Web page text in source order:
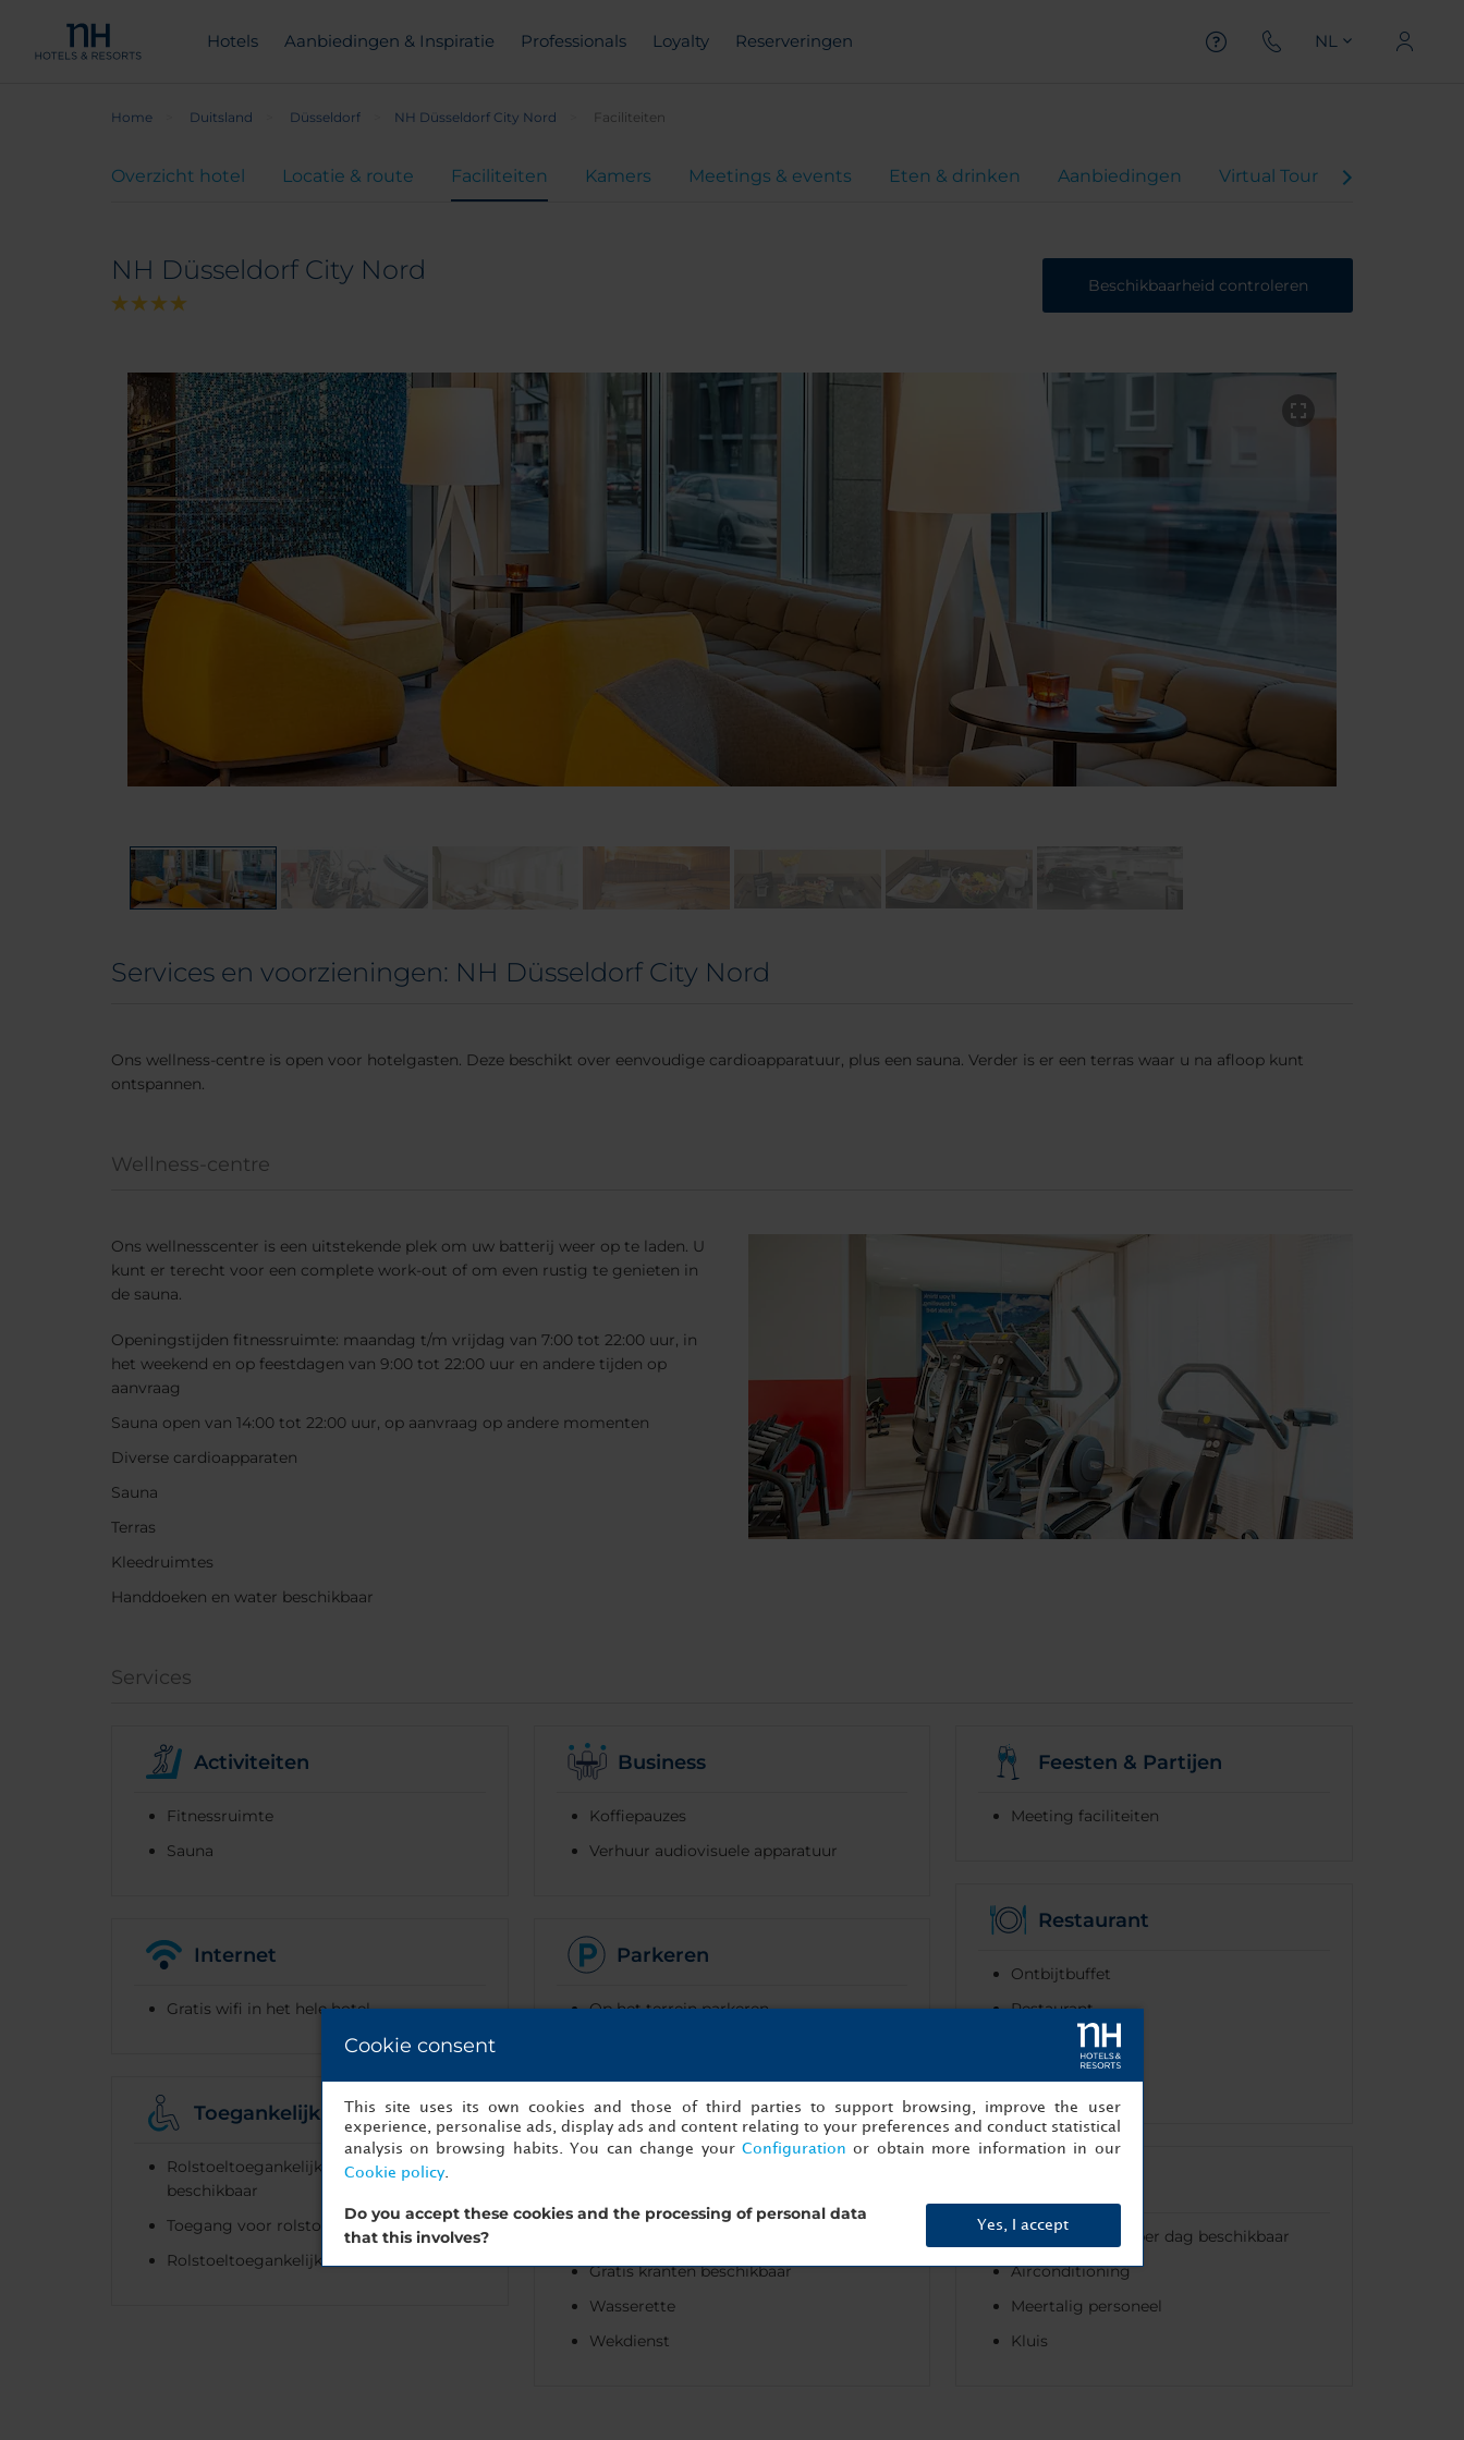
Hotels Aanbiedingen & Inspiratie Professionals Loyalty Reserveringen NL
Home Duitsland Düsseldorf NH Düsseldorf City Nord Faciliteiten
Overzicht hotel Locatie & route Faciliteiten Kamers Meetings & events Eten & drinken Aanbiedingen Virtual Tour
NH Düsseldorf City Nord Beschikbaarheid controleren
Services en voorzieningen: NH Düsseldorf City Nord
Ons wellness-centre is open voor hotelgasten. Deze beschikt over eenvoudige cardioapparatuur, plus een sauna. Verder is er een terras waar u na afloop kunt
ontspannen.
Wellness-centre
Ons wellnesscenter is een uitstekende plek om uw batterij weer op te laden. U
kunt er terecht voor een complete work-out of om even rustig te genieten in
de sauna.
Openingstijden fitnessruimte: maandag t/m vrijdag van 7:00 tot 22:00 uur, in
het weekend en op feestdagen van 9:00 tot 22:00 uur en andere tijden op
aanvraag
Sauna open van 14:00 tot 22:00 uur, op aanvraag op andere momenten
Diverse cardioapparaten
Sauna
Terras
Kleedruimtes
Handdoeken en water beschikbaar
Services
Activiteiten
Fitnessruimte
Sauna
Business
Koffiepauzes
Verhuur audiovisuele apparatuur
Feesten & Partijen
Meeting faciliteiten
Restaurant
Ontbijtbuffet
Restaurant
Kinderontbijt
Roomservice
Internet
Gratis wifi in het hele hotel
Parkeren
Op het terrein parkeren
Toegankelijkheid
Rolstoeltoegankelijke kamers
beschikbaar
Toegang voor rolstoel
Rolstoeltoegankelijke liften
Services
Gratis kranten beschikbaar
Wasserette
Wekdienst
Receptie 24 uur per dag beschikbaar
Airconditioning
Meertalig personeel
Kluis
Cookie consent
This site uses its own cookies and those of third parties to support browsing, improve the user
experience, personalise ads, display ads and content relating to your preferences and conduct statistical
analysis on browsing habits. You can change your Configuration or obtain more information in our
Cookie policy.
Do you accept these cookies and the processing of personal data
that this involves?
Yes, I accept